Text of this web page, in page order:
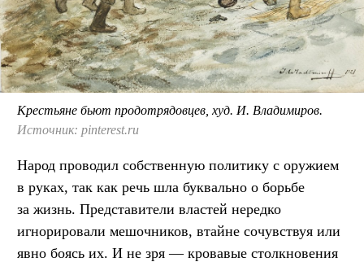
Крестьяне бьют продотрядовцев, худ. И. Владимиров.
Источник: pinterest.ru
Народ проводил собственную политику с оружием
в руках, так как речь шла буквально о борьбе
за жизнь. Представители властей нередко
игнорировали мешочников, втайне сочувствуя или
явно боясь их. И не зря — кровавые столкновения